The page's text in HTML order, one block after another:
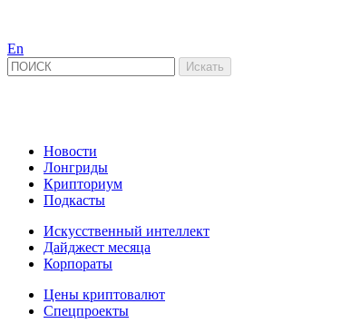
En
Новости
Лонгриды
Крипториум
Подкасты
Искусственный интеллект
Дайджест месяца
Корпораты
Цены криптовалют
Спецпроекты